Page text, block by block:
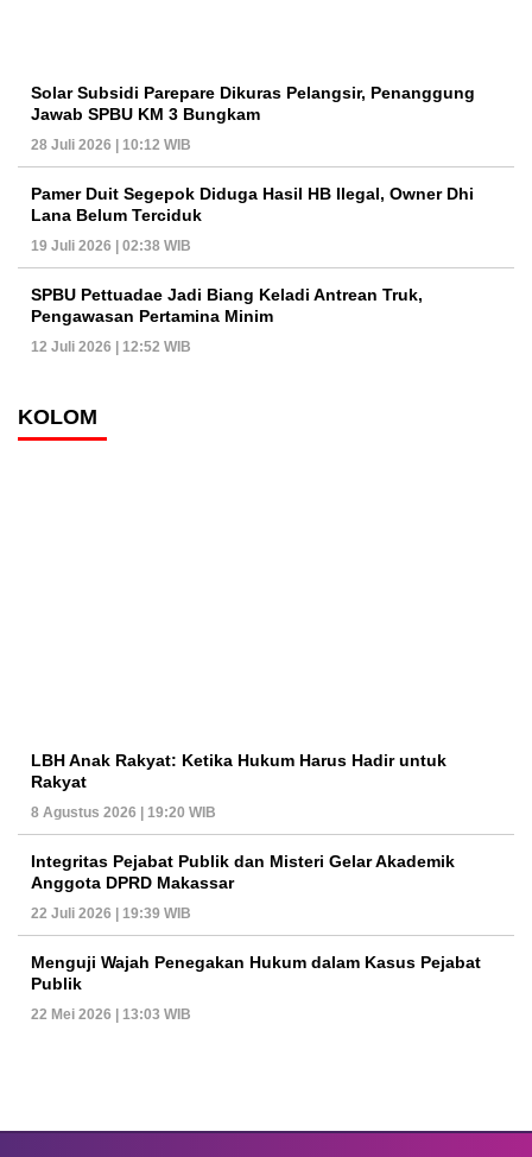
Solar Subsidi Parepare Dikuras Pelangsir, Penanggung
Jawab SPBU KM 3 Bungkam
28 Juli 2026 | 10:12 WIB
Pamer Duit Segepok Diduga Hasil HB Ilegal, Owner Dhi
Lana Belum Terciduk
19 Juli 2026 | 02:38 WIB
SPBU Pettuadae Jadi Biang Keladi Antrean Truk,
Pengawasan Pertamina Minim
12 Juli 2026 | 12:52 WIB
KOLOM
LBH Anak Rakyat: Ketika Hukum Harus Hadir untuk
Rakyat
8 Agustus 2026 | 19:20 WIB
Integritas Pejabat Publik dan Misteri Gelar Akademik
Anggota DPRD Makassar
22 Juli 2026 | 19:39 WIB
Menguji Wajah Penegakan Hukum dalam Kasus Pejabat
Publik
22 Mei 2026 | 13:03 WIB